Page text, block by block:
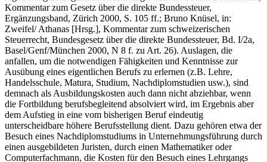
Kommentar zum Gesetz über die direkte Bundessteuer,
Ergänzungsband, Zürich 2000, S. 105 ff.; Bruno Knüsel, in:
Zweifel/ Athanas [Hrsg.], Kommentar zum schweizerischen
Steuerrecht, Bundesgesetz über die direkte Bundessteuer, Bd. I/2a,
Basel/Genf/München 2000, N 8 f. zu Art. 26). Auslagen, die
anfallen, um die notwendigen Fähigkeiten und Kenntnisse zur
Ausübung eines eigentlichen Berufs zu erlernen (z.B. Lehre,
Handelsschule, Matura, Studium, Nachdiplomstudien usw.), sind
demnach als Ausbildungskosten auch dann nicht abziehbar, wenn
die Fortbildung berufsbegleitend absolviert wird, im Ergebnis aber
dem Aufstieg in eine vom bisherigen Beruf eindeutig
unterscheidbare höhere Berufsstellung dient. Dazu gehören etwa der
Besuch eines Nachdiplomstudiums in Unternehmungsführung durch
einen ausgebildeten Juristen, durch einen Mathematiker oder
Computerfachmann, die Kosten für den Besuch eines Lehrgangs